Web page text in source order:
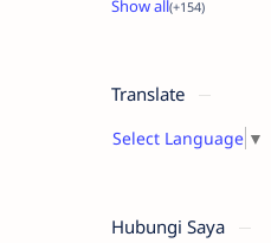
Translate
Select Language ▼
Hubungi Saya